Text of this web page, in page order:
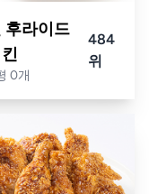
후라이드
0개
484
위